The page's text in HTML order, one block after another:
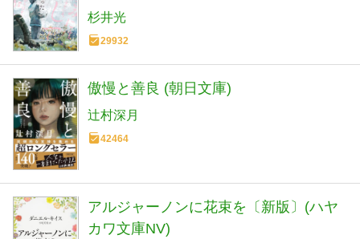
杉井光
29932
傲慢と善良 (朝日文庫)
辻村深月
42464
アルジャーノンに花束を〔新版〕(ハヤ
カワ文庫NV)